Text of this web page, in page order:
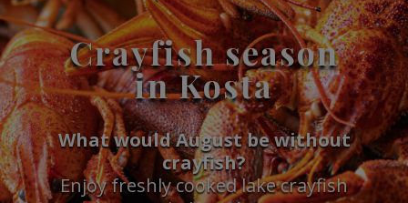
Crayfish season
in Kosta
What would August be without
crayfish?
Enjoy freshly cooked lake crayfish